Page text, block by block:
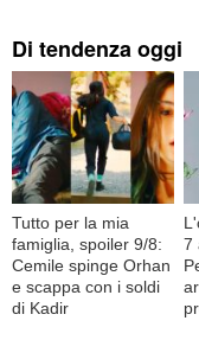
Di tendenza oggi
Tutto per la mia
famiglia, spoiler 9/8:
Cemile spinge Orhan
e scappa con i soldi
di Kadir
7